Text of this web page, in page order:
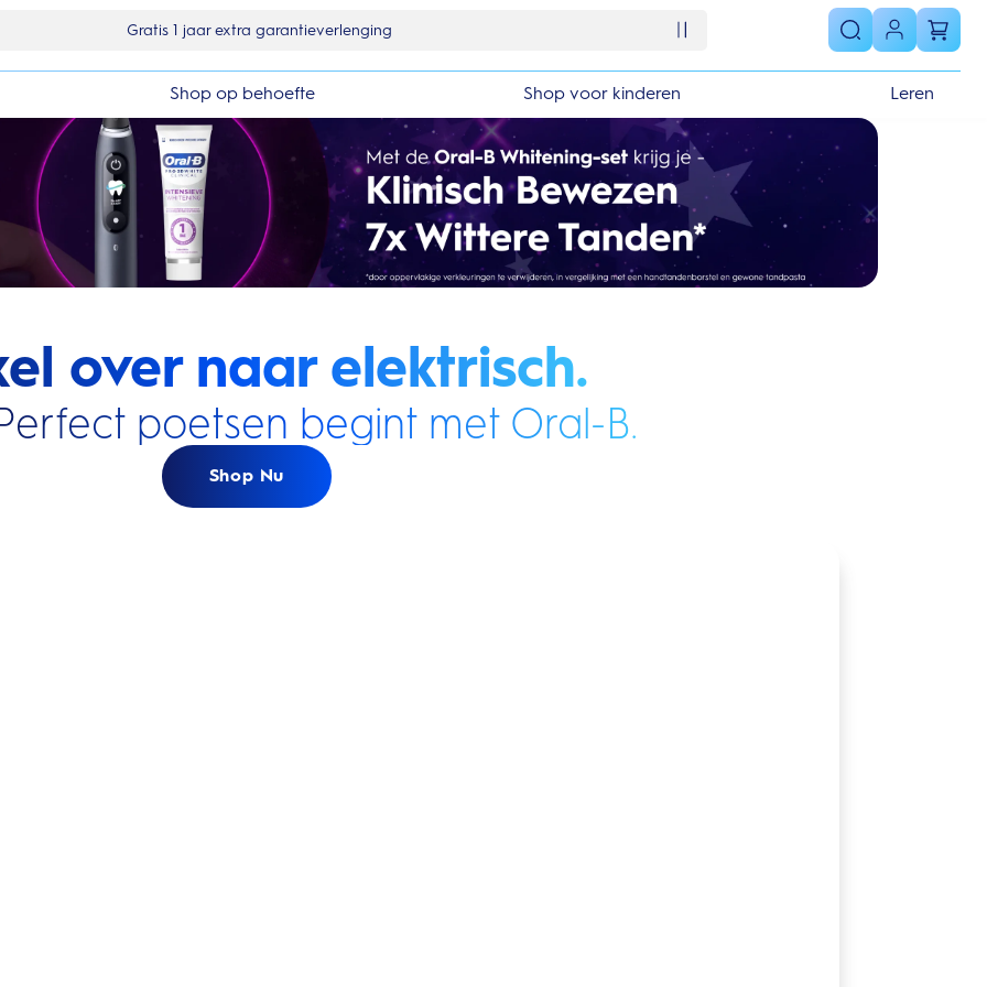
10% korting op je 1e bestelling
Shop op behoefte Shop voor kinderen Leren
over naar elektrisch.
poetsen begint met Oral-B.
Shop Nu